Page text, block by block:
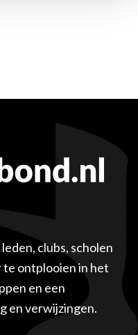
clubs, scholen
te ontplooien in het
en een
en verwijzingen.